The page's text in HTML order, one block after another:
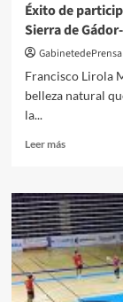
Éxito de
Sierra de
GabinetedePrensa
Francisco Lirola
belleza natural
la...
Leer másLeer
Éxito
de
en
la
XI
Carrera